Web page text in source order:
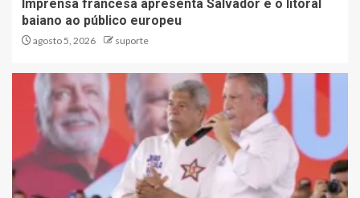
Imprensa francesa apresenta Salvador e o litoral
baiano ao público europeu
agosto 5, 2026 suporte